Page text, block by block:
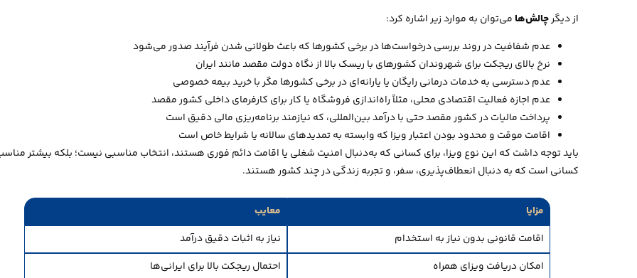
از دیگرچالش‌ها می‌توان به موارد زیر اشاره کرد:
عدم شفافیت در روند بررسی درخواست‌ها در برخی کشورها که باعث طولانی شدن فرآیند صدور می‌شود
نرخ بالای ریجکت برای شهروندان کشورهای با ریسک بالا از نگاه دولت مقصد مانند ایران
عدم دسترسی به خدمات درمانی رایگان یا یارانه‌ای در برخی کشورها مگر با خرید بیمه خصوصی
عدم اجازه فعالیت اقتصادی محلی، مثلاً راه‌اندازی فروشگاه یا کار برای کارفرمای داخلی کشور مقصد
پرداخت مالیات در کشور مقصد حتی با درآمد بین‌المللی، که نیازمند برنامه‌ریزی مالی دقیق است
اقامت موقت و محدود بودن اعتبار ویزا که وابسته به تمدیدهای سالانه یا شرایط خاص است
باید توجه داشت که این نوع ویزا، برای کسانی که به‌دنبال امنیت شغلی یا اقامت دائم فوری هستند، انتخاب مناسبی نیست؛ بلکه بیشتر
کسانی است که به دنبال انعطاف‌پذیری، سفر، و تجربه زندگی در چند کشور هستند.
مزایا
معایب
اقامت قانونی بدون نیاز به استخدام
نیاز به اثبات دقیق درآمد
امکان دریافت ویزای همراه
احتمال ریجکت بالا برای ایرانی‌ها